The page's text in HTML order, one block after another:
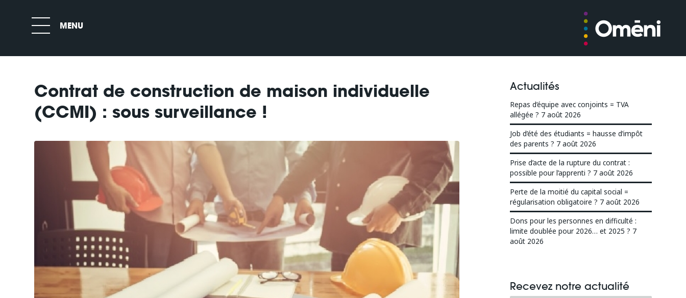
Contrat de construction de maison individuelle
(CCMI) : sous surveillance !
Actualités
Repas d’équipe avec conjoints = TVA
allégée ? 7 août 2026
Job d’été des étudiants = hausse d’impôt
des parents ? 7 août 2026
Prise d’acte de la rupture du contrat :
possible pour l’apprenti ? 7 août 2026
Perte de la moitié du capital social =
régularisation obligatoire ? 7 août 2026
Dons pour les personnes en difficulté :
limite doublée pour 2026… et 2025 ? 7
août 2026
Recevez notre actualité